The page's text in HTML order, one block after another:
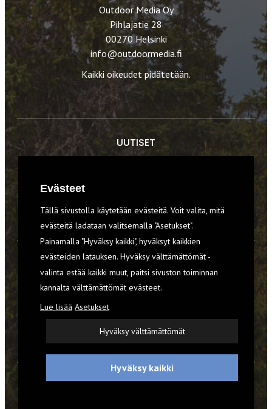
Outdoor Media Oy
Pihlajatie 28
00270 Helsinki
info@outdoormedia.fi
Kaikki oikeudet pidätetään.
UUTISET
VARUSTEET
TILAA RETKI-LEHTI
YHTEYSTIEDOT
REKISTERISELOSTE
EVÄSTEET
Evästeet
Tällä sivustolla käytetään evästeitä. Voit valita, mitä
evästeitä ladataan valitsemalla "Asetukset".
Painamalla "Hyväksy kaikki", hyväksyt kaikkien
evästeiden latauksen. Hyväksy välttämättömät -
valinta estää kaikki muut, paitsi sivuston toiminnan
kannalta välttämättömät evästeet.
Lue lisää Asetukset
Hyväksy välttämättömät
Hyväksy kaikki